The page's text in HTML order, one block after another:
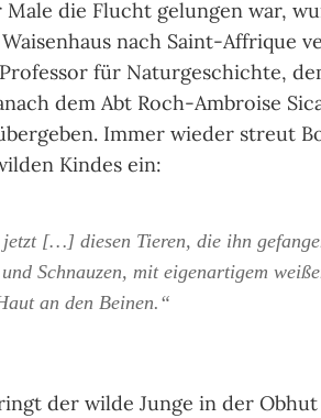
die Flucht gelungen war,
nach Saint-Affrique
für Naturgeschichte,
dem Abt Roch-Ambroise
Immer wieder streut
Kindes ein:
[…] diesen Tieren, die ihn
Schnauzen, mit eigenartigem
an den Beinen.“
der wilde Junge in der